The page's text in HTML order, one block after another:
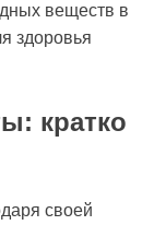
веществ в
здоровья
кратко
своей